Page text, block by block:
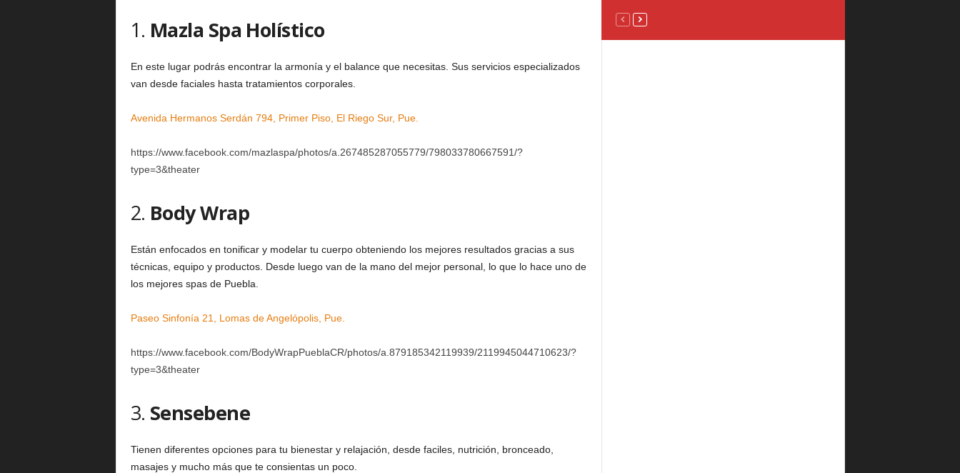
1. Mazla Spa Holístico
En este lugar podrás encontrar la armonía y el balance que necesitas. Sus servicios especializados
van desde faciales hasta tratamientos corporales.
Avenida Hermanos Serdán 794, Primer Piso, El Riego Sur, Pue.
https://www.facebook.com/mazlaspa/photos/a.267485287055779/798033780667591/?
type=3&theater
2. Body Wrap
Están enfocados en tonificar y modelar tu cuerpo obteniendo los mejores resultados gracias a sus
técnicas, equipo y productos. Desde luego van de la mano del mejor personal, lo que lo hace uno de
los mejores spas de Puebla.
Paseo Sinfonía 21, Lomas de Angelópolis, Pue.
https://www.facebook.com/BodyWrapPueblaCR/photos/a.879185342119939/2119945044710623/?
type=3&theater
3. Sensebene
Tienen diferentes opciones para tu bienestar y relajación, desde faciles, nutrición, bronceado,
masajes y mucho más que te consientas un poco.